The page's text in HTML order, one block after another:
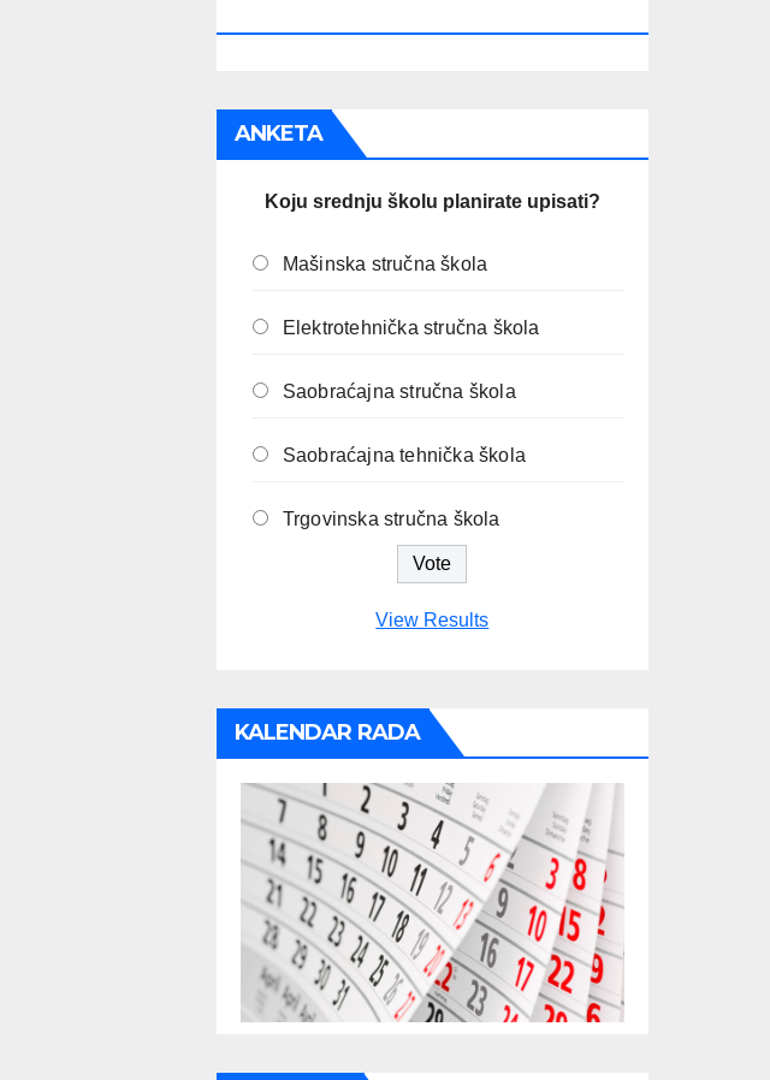
ANKETA
Koju srednju školu planirate upisati?
Mašinska stručna škola
Elektrotehnička stručna škola
Saobraćajna stručna škola
Saobraćajna tehnička škola
Trgovinska stručna škola
View Results
KALENDAR RADA